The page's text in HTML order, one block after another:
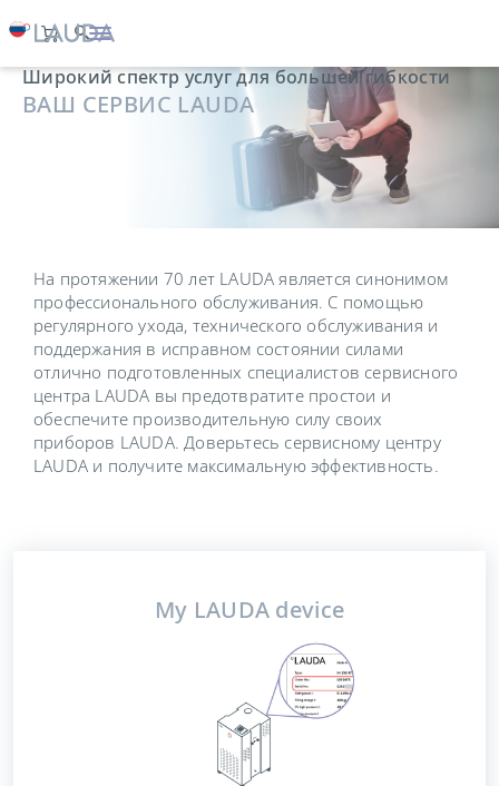
Широкий спектр услуг для большей гибкости
ВАШ СЕРВИС LAUDA
На протяжении 70 лет LAUDA является синонимом
профессионального обслуживания. С помощью
регулярного ухода, технического обслуживания и
поддержания в исправном состоянии силами
отлично подготовленных специалистов сервисного
центра LAUDA вы предотвратите простои и
обеспечите производительную силу своих
приборов LAUDA. Доверьтесь сервисному центру
LAUDA и получите максимальную эффективность.
My LAUDA device